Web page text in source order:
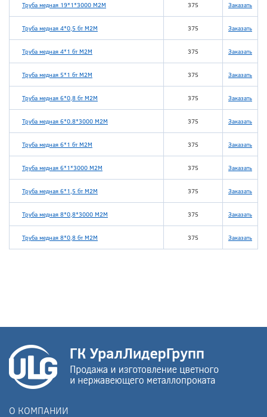
Труба медная 19*1*3000 М2М 375 Заказать
Труба медная 4*0,5 бт М2М 375 Заказать
Труба медная 4*1 бт М2М 375 Заказать
Труба медная 5*1 бт М2М 375 Заказать
Труба медная 6*0,8 бт М2М 375 Заказать
Труба медная 6*0.8*3000 М2М 375 Заказать
Труба медная 6*1 бт М2М 375 Заказать
Труба медная 6*1*3000 М2М 375 Заказать
Труба медная 6*1,5 бт М2М 375 Заказать
Труба медная 8*0,8*3000 М2М 375 Заказать
Труба медная 8*0,8 бт М2М 375 Заказать
О КОМПАНИИ